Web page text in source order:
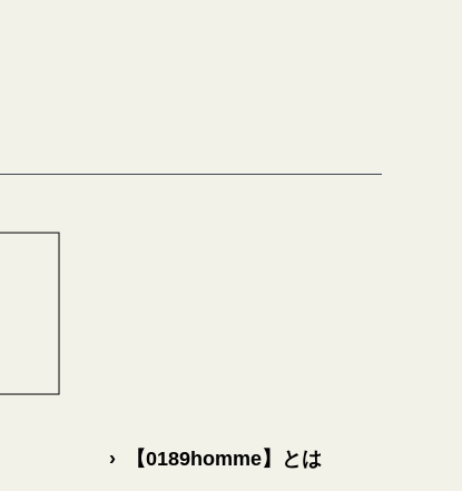
›【0189homme】とは